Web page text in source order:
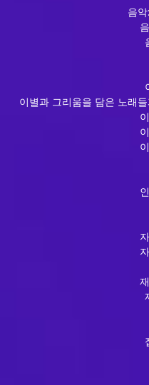
음
이별과 그리움을 담은 노래